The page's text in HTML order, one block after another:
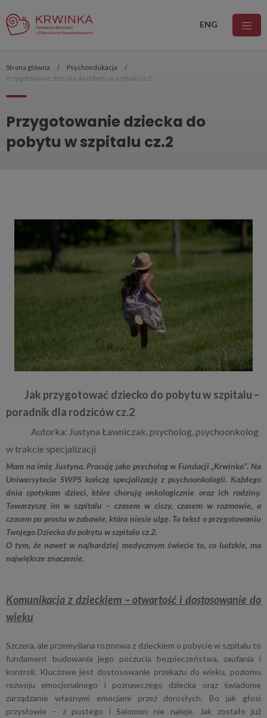
ENG
Strona główna
Psychoedukacja
Przygotowanie dziecka do pobytu w szpitalu cz.2
Przygotowanie dziecka do
pobytu w szpitalu cz.2
Jak przygotować dziecko do pobytu w szpitalu –
poradnik dla rodziców cz.2
Autorka: Justyna Ławniczak, psycholog, psychoonkolog
w trakcie specjalizacji
Mam na imię Justyna. Pracuję jako psycholog w Fundacji „Krwinka”. Na
Uniwersytecie SWPS kończę specjalizację z psychoonkologii. Każdego
dnia spotykam dzieci, które chorują onkologicznie oraz ich rodziny.
Towarzyszę im w szpitalu – czasem w ciszy, czasem w rozmowie, a
czasem po prostu w zabawie, która niesie ulgę. To tekst o przygotowaniu
Twojego Dziecka do pobytu w szpitalu cz.2.
O tym, że nawet w najbardziej medycznym świecie to, co ludzkie, ma
największe znaczenie.
Komunikacja z dzieckiem – otwartość i dostosowanie do
wieku
Szczera, ale przemyślana rozmowa z dzieckiem o pobycie w szpitalu to
fundament budowania jego poczucia bezpieczeństwa, zaufania i
kontroli. Kluczowe jest dostosowanie przekazu do wieku, poziomu
rozwoju emocjonalnego i poznawczego dziecka oraz świadome
zarządzanie własnymi emocjami przez dorosłych. Bo jak głosi
przysłowie – z pustego i Salomon nie naleje. Jak zostało już